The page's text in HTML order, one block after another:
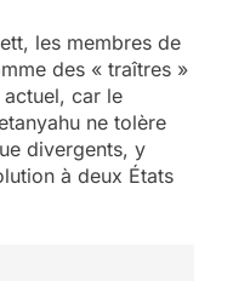
les membres de
des « traîtres »
car le
ne tolère
divergents, y
à deux États